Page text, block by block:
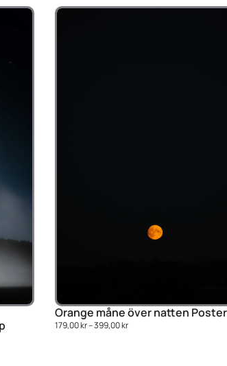
Orange måne över natten Poster
179,00kr–399,00kr